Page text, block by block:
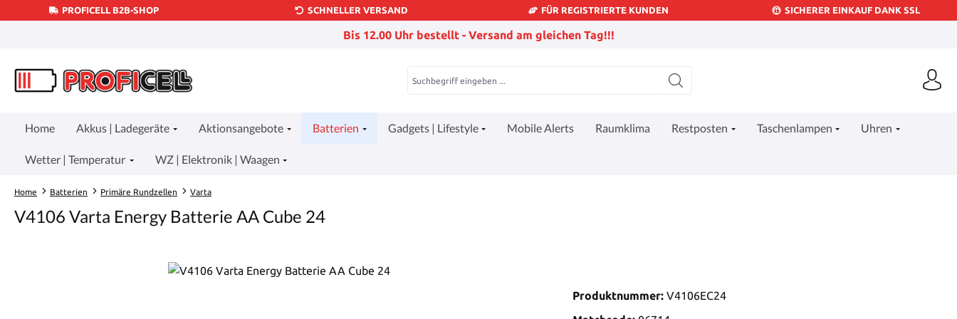
Hauptinhalt springen
Zur Suche springen
Zur Hauptnavigation springen
PROFICELL B2B-SHOP SCHNELLER VERSAND FÜR REGISTRIERTE KUNDEN SICHERER EINKAUF DANK SSL
Bis 12.00 Uhr bestellt - Versand am gleichen Tag!!!
Home Akkus | Ladegeräte Aktionsangebote Batterien Gadgets | Lifestyle Mobile Alerts Raumklima Restposten Taschenlampen Uhren
Wetter | Temperatur WZ | Elektronik | Waagen
Home Batterien Primäre Rundzellen Varta
V4106 Varta Energy Batterie AA Cube 24
Produktnummer: V4106EC24